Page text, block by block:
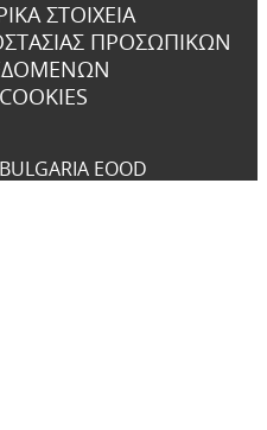
ΣΤΟΙΧΕΊΑ
ΠΡΟΣΩΠΙΚΏΝ
COOKIES
EOOD